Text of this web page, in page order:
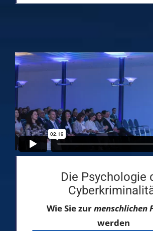
Die Psychologie
Wie Sie zurmenschlichen
werden